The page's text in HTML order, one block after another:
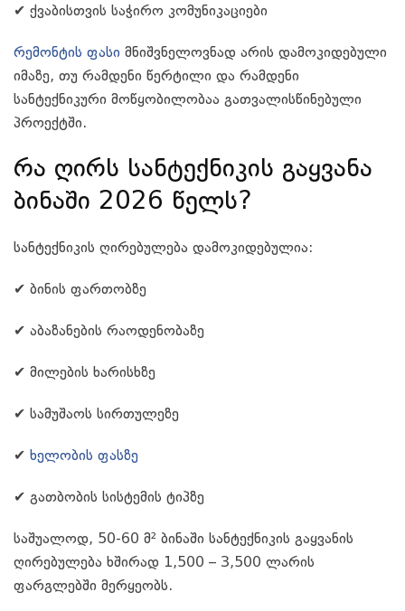
✔ ქვაბისთვის საჭირო კომუნიკაციები
რემონტის ფასი მნიშვნელოვნად არის დამოკიდებული
იმაზე, თუ რამდენი წერტილი და რამდენი
სანტექნიკური მოწყობილობაა გათვალისწინებული
პროექტში.
რა ღირს სანტექნიკის გაყვანა
ბინაში 2026 წელს?
სანტექნიკის ღირებულება დამოკიდებულია:
✔ ბინის ფართობზე
✔ აბაზანების რაოდენობაზე
✔ მილების ხარისხზე
✔ სამუშაოს სირთულეზე
✔ ხელობის ფასზე
✔ გათბობის სისტემის ტიპზე
საშუალოდ, 50-60 მ² ბინაში სანტექნიკის გაყვანის
ღირებულება ხშირად 1,500 – 3,500 ლარის
ფარგლებში მერყეობს.